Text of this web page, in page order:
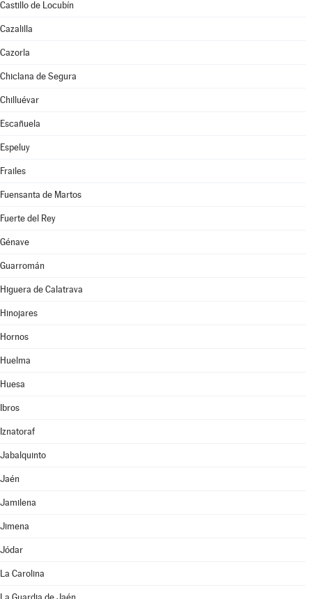
Castillo de Locubín
Cazalilla
Cazorla
Chiclana de Segura
Chilluévar
Escañuela
Espeluy
Frailes
Fuensanta de Martos
Fuerte del Rey
Génave
Guarromán
Higuera de Calatrava
Hinojares
Hornos
Huelma
Huesa
Ibros
Iznatoraf
Jabalquinto
Jaén
Jamilena
Jimena
Jódar
La Carolina